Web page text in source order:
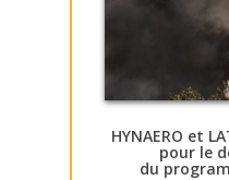
HYNAERO et
pour le
du